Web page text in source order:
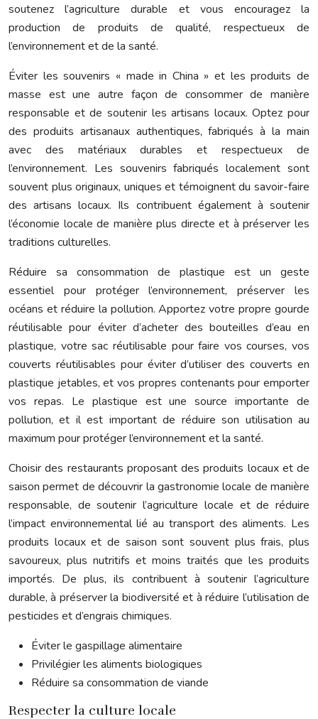
soutenez l’agriculture durable et vous encouragez la
production de produits de qualité, respectueux de
l’environnement et de la santé.
Éviter les souvenirs « made in China » et les produits de
masse est une autre façon de consommer de manière
responsable et de soutenir les artisans locaux. Optez pour
des produits artisanaux authentiques, fabriqués à la main
avec des matériaux durables et respectueux de
l’environnement. Les souvenirs fabriqués localement sont
souvent plus originaux, uniques et témoignent du savoir-faire
des artisans locaux. Ils contribuent également à soutenir
l’économie locale de manière plus directe et à préserver les
traditions culturelles.
Réduire sa consommation de plastique est un geste
essentiel pour protéger l’environnement, préserver les
océans et réduire la pollution. Apportez votre propre gourde
réutilisable pour éviter d’acheter des bouteilles d’eau en
plastique, votre sac réutilisable pour faire vos courses, vos
couverts réutilisables pour éviter d’utiliser des couverts en
plastique jetables, et vos propres contenants pour emporter
vos repas. Le plastique est une source importante de
pollution, et il est important de réduire son utilisation au
maximum pour protéger l’environnement et la santé.
Choisir des restaurants proposant des produits locaux et de
saison permet de découvrir la gastronomie locale de manière
responsable, de soutenir l’agriculture locale et de réduire
l’impact environnemental lié au transport des aliments. Les
produits locaux et de saison sont souvent plus frais, plus
savoureux, plus nutritifs et moins traités que les produits
importés. De plus, ils contribuent à soutenir l’agriculture
durable, à préserver la biodiversité et à réduire l’utilisation de
pesticides et d’engrais chimiques.
Éviter le gaspillage alimentaire
Privilégier les aliments biologiques
Réduire sa consommation de viande
Respecter la culture locale